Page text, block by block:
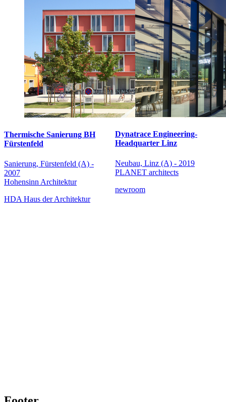
Thermische Sanierung BH
Fürstenfeld
Sanierung, Fürstenfeld (A) -
2007
Hohensinn Architektur
HDA Haus der Architektur
Dynatrace Engineering-
Headquarter Linz
Neubau, Linz (A) - 2019
PLANET architects
newroom